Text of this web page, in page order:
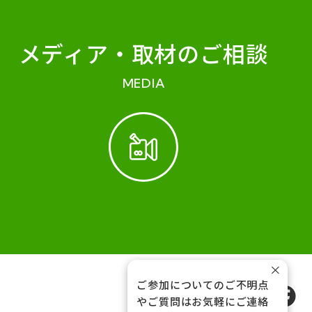
メディア・ 取材のご相談
MEDIA
FOLLOW US
ご参加についてのご不明点
やご質問はお気軽にご連絡
×